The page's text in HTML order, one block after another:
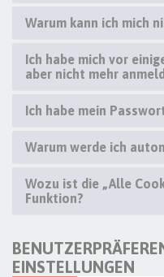
Warum kann ich mich
Ich habe mich vor
aber nicht mehr
Ich habe mein
Warum werde ich
Wozu ist die „Alle
Funktion?
EINSTELLUNGEN